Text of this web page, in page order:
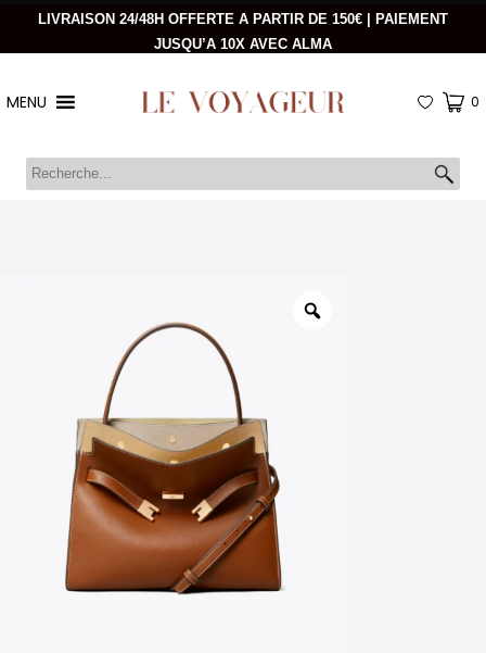
LIVRAISON 24/48H OFFERTE A PARTIR DE 150€ | PAIEMENT
JUSQU’A 10X AVEC ALMA
MENU 0